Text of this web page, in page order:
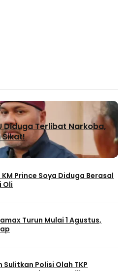
Diduga Terlibat Narkoba,
Sikat!
Prince Soya Diduga Berasal
Oli
Turun Mulai 1 Agustus,
Sulitkan Polisi Olah TKP